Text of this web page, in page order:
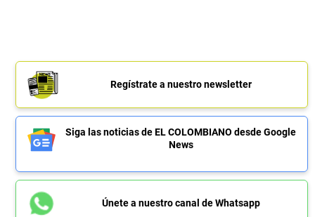
Regístrate a nuestro newsletter
Siga las noticias de EL COLOMBIANO desde Google
News
Únete a nuestro canal de Whatsapp